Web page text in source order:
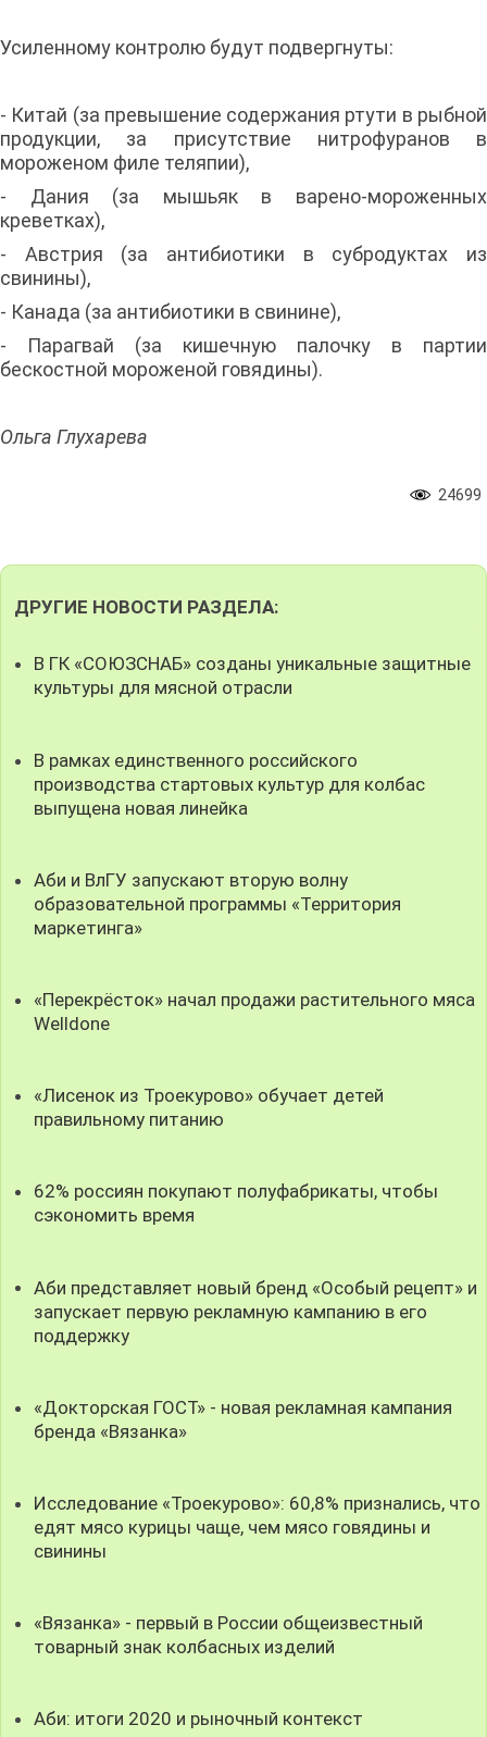
Усиленному контролю будут подвергнуты:
- Китай (за превышение содержания ртути в рыбной
продукции, за присутствие нитрофуранов в
мороженом филе теляпии),
- Дания (за мышьяк в варено-мороженных
креветках),
- Австрия (за антибиотики в субродуктах из
свинины),
- Канада (за антибиотики в свинине),
- Парагвай (за кишечную палочку в партии
бескостной мороженой говядины).
Ольга Глухарева
24699
ДРУГИЕ НОВОСТИ РАЗДЕЛА:
В ГК «СОЮЗСНАБ» созданы уникальные защитные
культуры для мясной отрасли
В рамках единственного российского
производства стартовых культур для колбас
выпущена новая линейка
Аби и ВлГУ запускают вторую волну
образовательной программы «Территория
маркетинга»
«Перекрёсток» начал продажи растительного мяса
Welldone
«Лисенок из Троекурово» обучает детей
правильному питанию
62% россиян покупают полуфабрикаты, чтобы
сэкономить время
Аби представляет новый бренд «Особый рецепт» и
запускает первую рекламную кампанию в его
поддержку
«Докторская ГОСТ» - новая рекламная кампания
бренда «Вязанка»
Исследование «Троекурово»: 60,8% признались, что
едят мясо курицы чаще, чем мясо говядины и
свинины
«Вязанка» - первый в России общеизвестный
товарный знак колбасных изделий
Аби: итоги 2020 и рыночный контекст